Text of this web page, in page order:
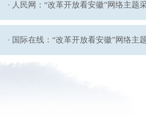
· 人民网：“改革开放看安徽”网络主题
· 国际在线：“改革开放看安徽”网络主